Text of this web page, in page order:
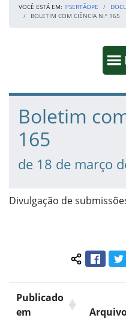
VOCÊ ESTÁ EM: IFSERTÃOPE
BOLETIM COM CIÊNCIA N.º 165
Fim da navegação
Início do conteúdo
Boletim
165
de 18 de março
Divulgação de
Publicado
em